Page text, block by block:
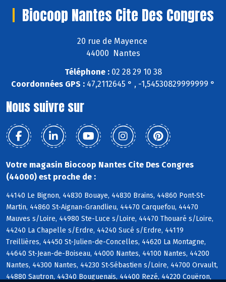
Biocoop Nantes Cite Des Congres
20 rue de Mayence
44000 Nantes
Téléphone :02 28 29 10 38
Coordonnées GPS : 47,2112645 ° , -1,54530829999999 °
Nous suivre sur
Votre magasin Biocoop Nantes Cite Des Congres
(44000) est proche de :
44140 Le Bignon, 44830 Bouaye, 44830 Brains, 44860 Pont-St-
Martin, 44860 St-Aignan-Grandlieu, 44470 Carquefou, 44470
Mauves s/Loire, 44980 Ste-Luce s/Loire, 44470 Thouaré s/Loire,
44240 La Chapelle s/Erdre, 44240 Sucé s/Erdre, 44119
Treillières, 44450 St-Julien-de-Concelles, 44620 La Montagne,
44640 St-Jean-de-Boiseau, 44000 Nantes, 44100 Nantes, 44200
Nantes, 44300 Nantes, 44230 St-Sébastien s/Loire, 44700 Orvault,
44880 Sautron, 44340 Bouguenais, 44400 Rezé, 44220 Couëron,